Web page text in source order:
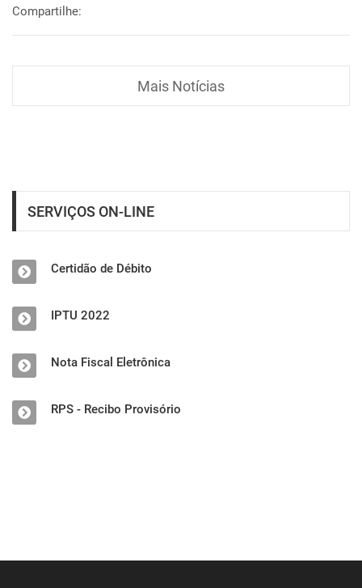
Compartilhe:
Mais Notícias
SERVIÇOS ON-LINE
Certidão de Débito
IPTU 2022
Nota Fiscal Eletrônica
RPS - Recibo Provisório